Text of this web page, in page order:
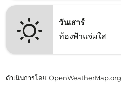
วันเสาร์
ท้องฟ้าแจ่มใส
ดำเนินการโดย: OpenWeatherMap.org